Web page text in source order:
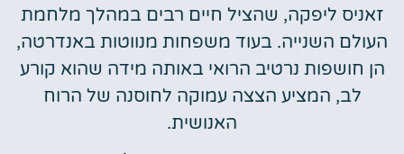
זאניס ליפקה, שהציל חיים רבים במהלך מלחמת
העולם השנייה. בעוד משפחות מנווטות באנדרטה,
הן חושפות נרטיב הרואי באותה מידה שהוא קורע
לב, המציע הצצה עמוקה לחוסנה של הרוח
האנושית.